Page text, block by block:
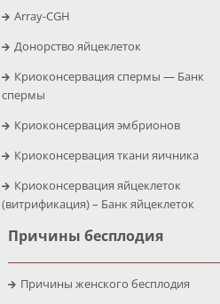
Array-CGH
Донорство яйцеклеток
Криоконсервация спермы — Банк
спермы
Криоконсервация эмбрионов
Криоконсервация ткани яичника
Криоконсервация яйцеклеток
(витрификация) – Банк яйцеклеток
Причины бесплодия
Причины женского бесплодия